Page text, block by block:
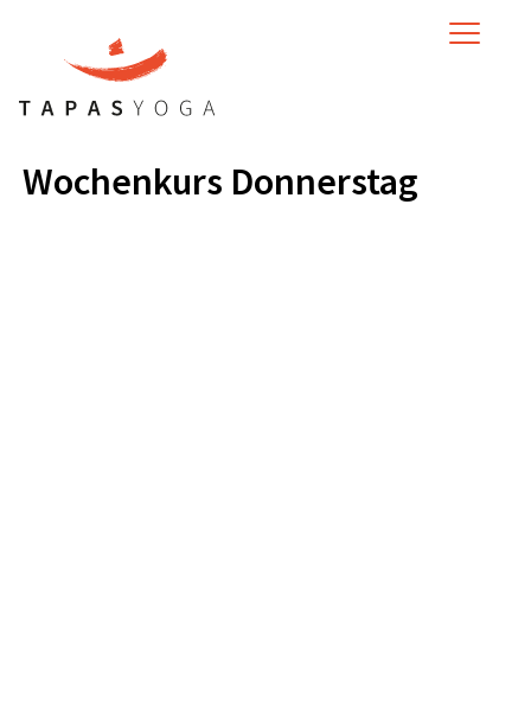
MENU
Wochenkurs Donnerstag